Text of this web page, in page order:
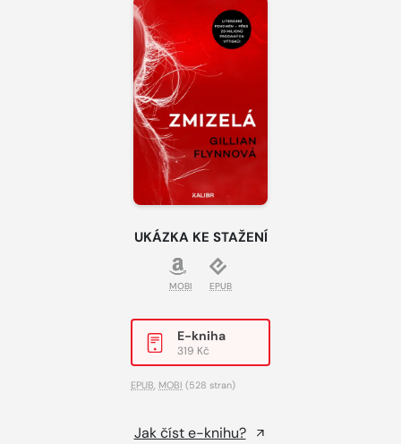
UKÁZKA KE STAŽENÍ
MOBI EPUB
E-kniha
319 Kč
EPUB, MOBI (528 stran)
Jak číst e-knihu?